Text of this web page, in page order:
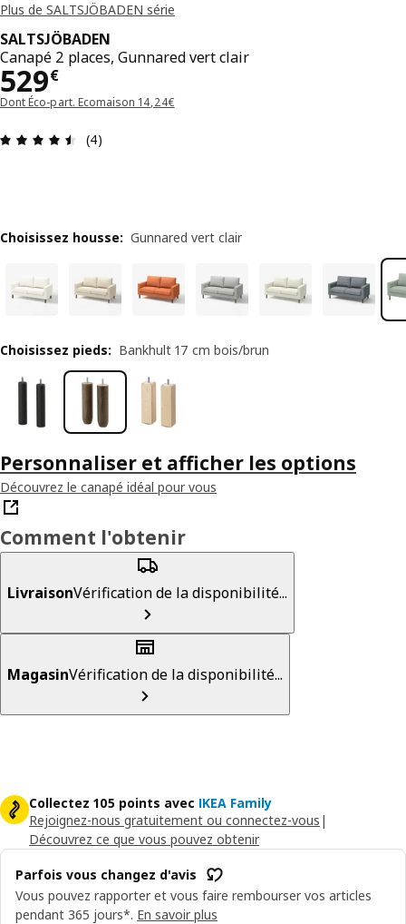
Plus de SALTSJÖBADEN série
SALTSJÖBADEN
Canapé 2 places, Gunnared vert clair
529€
Prix 529€
Dont Éco-part. Ecomaison 14,24€
Avis: 4.5 sur 5 étoiles Nombre total d'avis: 4
(4)
Choisissez housse: Gunnared vert clair
Choisissez pieds: Bankhult 17 cm bois/brun
Personnaliser et afficher les options
Découvrez le canapé idéal pour vous
Comment l'obtenir
LivraisonVérification de la disponibilité...
MagasinVérification de la disponibilité...
Collectez 105 points avec IKEA Family
Rejoignez-nous gratuitement ou connectez-vous |
Découvrez ce que vous pouvez obtenir
Parfois vous changez d'avis
Vous pouvez rapporter et vous faire rembourser vos articles
pendant 365 jours*. En savoir plus